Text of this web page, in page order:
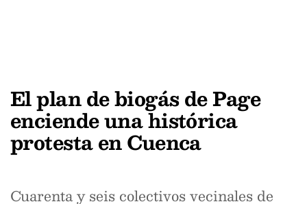
El plan de biogás de Page
enciende una histórica
protesta en Cuenca
Cuarenta y seis colectivos vecinales de